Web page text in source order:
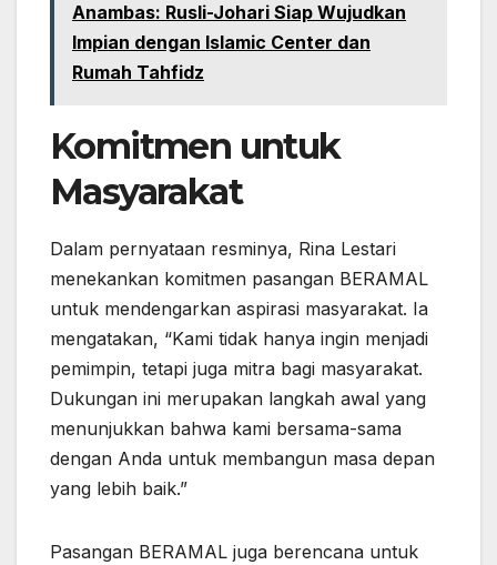
Anambas: Rusli-Johari Siap Wujudkan
Impian dengan Islamic Center dan
Rumah Tahfidz
Komitmen untuk
Masyarakat
Dalam pernyataan resminya, Rina Lestari
menekankan komitmen pasangan BERAMAL
untuk mendengarkan aspirasi masyarakat. Ia
mengatakan, “Kami tidak hanya ingin menjadi
pemimpin, tetapi juga mitra bagi masyarakat.
Dukungan ini merupakan langkah awal yang
menunjukkan bahwa kami bersama-sama
dengan Anda untuk membangun masa depan
yang lebih baik.”
Pasangan BERAMAL juga berencana untuk